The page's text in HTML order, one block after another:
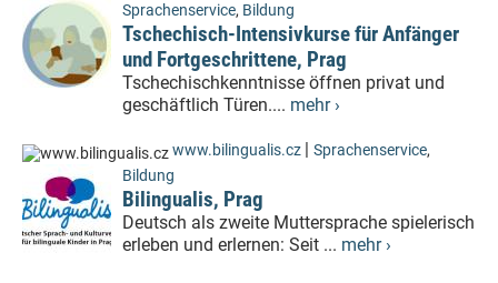
Sprachenservice, Bildung
Tschechisch-Intensivkurse für Anfänger
und Fortgeschrittene, Prag
Tschechischkenntnisse öffnen privat und
geschäftlich Türen.... mehr ›
www.bilingualis.cz | Sprachenservice,
Bildung
Bilingualis, Prag
Deutsch als zweite Muttersprache spielerisch
erleben und erlernen: Seit ... mehr ›